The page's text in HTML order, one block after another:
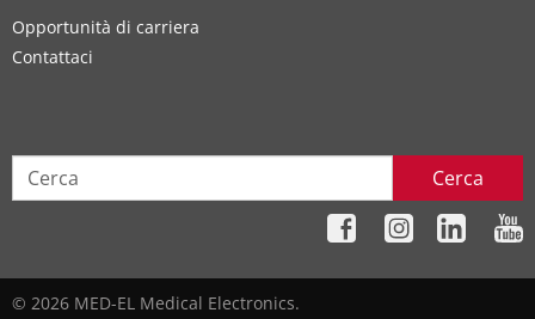
Opportunità di carriera
Contattaci
Cerca
© 2026 MED-EL Medical Electronics.